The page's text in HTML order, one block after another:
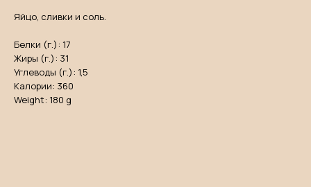
Яйцо, сливки и соль.
Белки (г.): 17
Жиры (г.): 31
Углеводы (г.): 1,5
Калории: 360
Weight: 180 g